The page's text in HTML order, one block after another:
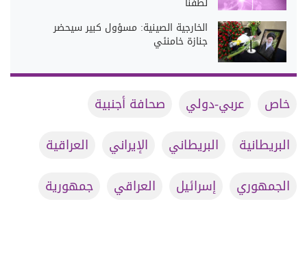
الخارجية الصينية: مسؤول كبير سيحضر
جنازة خامنئي
خاص عربي-دولي
صحافة أجنبية
البريطانية
البريطاني الإيراني
العراقية
الجمهوري
إسرائيل العراقي جمهورية